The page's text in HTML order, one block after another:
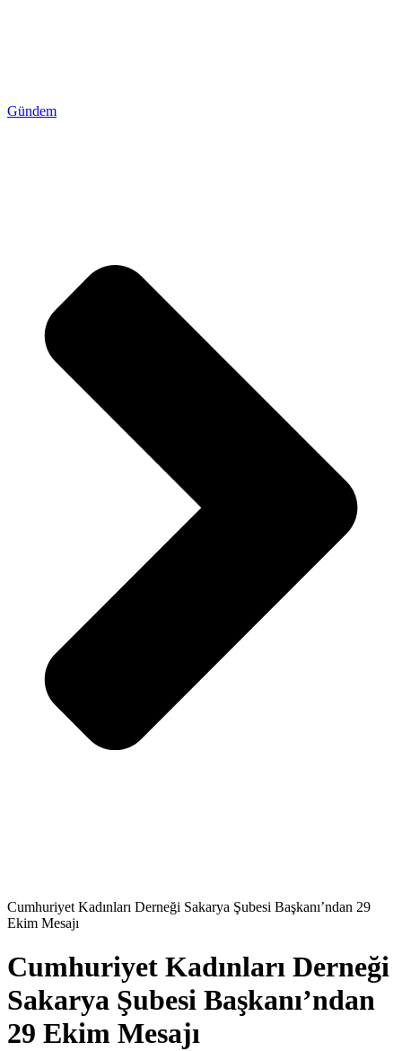
Gündem
Cumhuriyet Kadınları Derneği Sakarya Şubesi Başkanı’ndan 29
Ekim Mesajı
Cumhuriyet Kadınları Derneği
Sakarya Şubesi Başkanı’ndan
29 Ekim Mesajı